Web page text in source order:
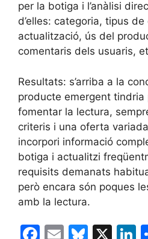
per la botiga i l’anàlisi
d’elles: categoria, tipus
actualització, ús del
comentaris dels usuaris,
Resultats: s’arriba a la
producte emergent
fomentar la lectura,
criteris i una oferta
incorpori informació
botiga i actualitzi
requisits demanats
però encara són poques
amb la lectura.
F
E
Bl X